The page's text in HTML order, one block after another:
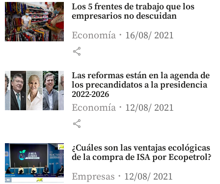
Los 5 frentes de trabajo que los
empresarios no descuidan
Economía 16/08/ 2021
share
Las reformas están en la agenda de
los precandidatos a la presidencia
2022-2026
Economía 12/08/ 2021
share
¿Cuáles son las ventajas ecológicas
de la compra de ISA por Ecopetrol?
Empresas 12/08/ 2021